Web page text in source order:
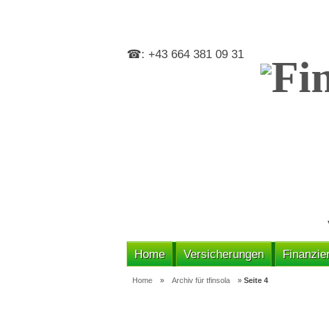
☎: +43 664 381 09 31
Home Versicherungen
Home » Archiv für tfinsola » Seite 4